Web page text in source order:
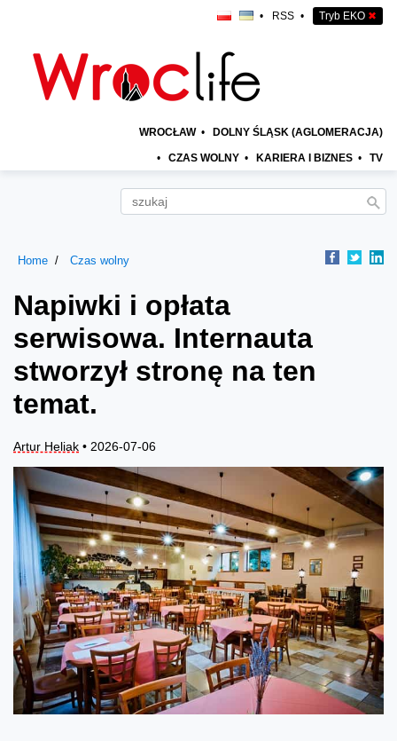
• RSS • Tryb EKO ✖
WROCŁAW • DOLNY ŚLĄSK (AGLOMERACJA)
• CZAS WOLNY • KARIERA I BIZNES • TV
Home Czas wolny
Napiwki i opłata
serwisowa. Internauta
stworzył stronę na ten
temat.
Artur Heliak • 2026-07-06